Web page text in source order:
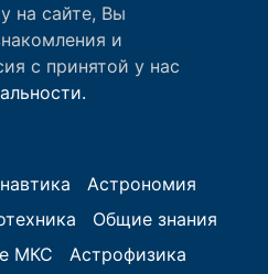
на сайте, Вы
и
с принятой у нас
Астрономия
Общие знания
МКС
Астрофизика